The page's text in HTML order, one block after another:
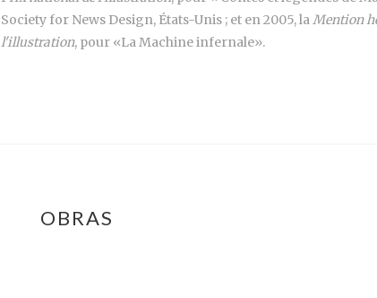
Society for News Design, États-Unis ; et en 2005, laMention
l'illustration, pour «La Machine infernale».
OBRAS